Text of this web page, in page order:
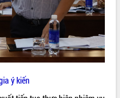
ý kiến